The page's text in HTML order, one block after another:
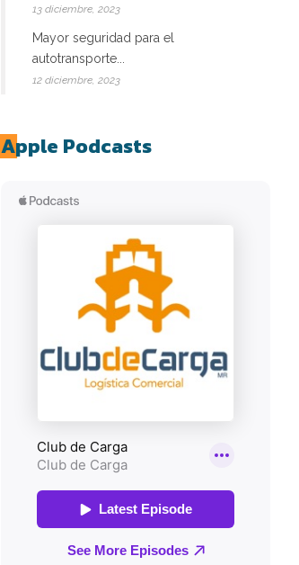
13 diciembre, 2023
Mayor seguridad para el
autotransporte...
12 diciembre, 2023
Apple Podcasts